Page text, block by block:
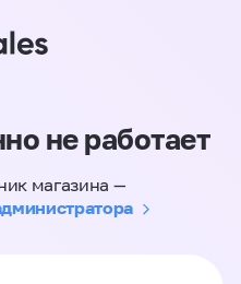
не работает
магазина —